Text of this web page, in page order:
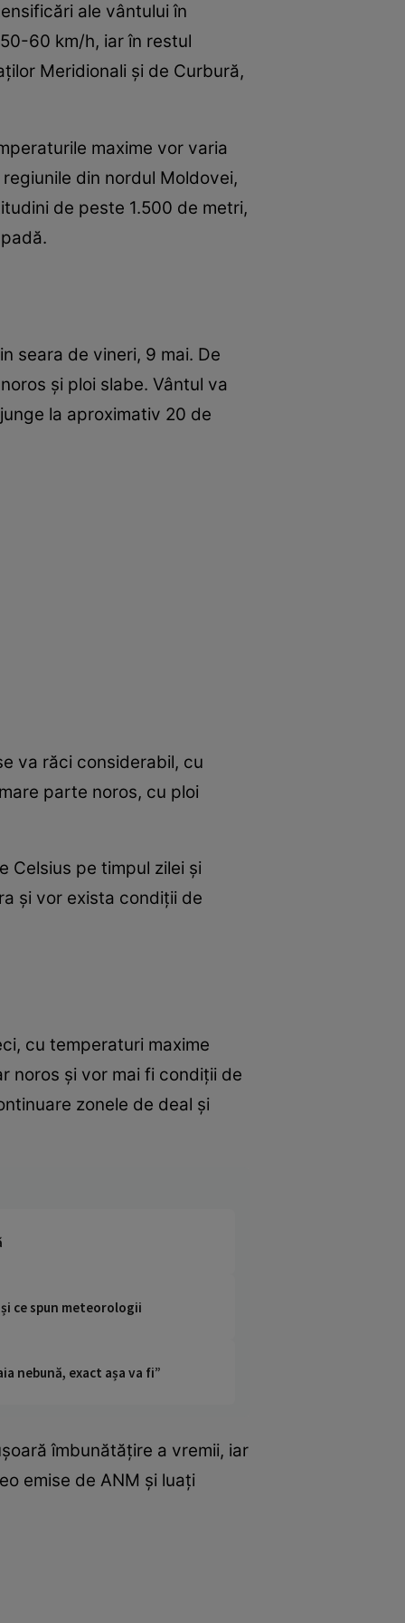
ale vântului în
60 km/h, iar în restul
Meridionali și de Curbură,
maxime vor varia
din nordul Moldovei,
de peste 1.500 de metri,
seara de vineri, 9 mai. De
și ploi slabe. Vântul va
la aproximativ 20 de
va răci considerabil, cu
parte noros, cu ploi
Celsius pe timpul zilei și
și vor exista condiții de
cu temperaturi maxime
noros și vor mai fi condiții de
zonele de deal și
ce spun meteorologii
nebună, exact așa va fi”
îmbunătățire a vremii, iar
emise de ANM și luați